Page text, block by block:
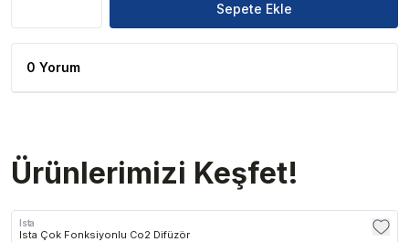
Sepete Ekle
0 Yorum
Ürünlerimizi Keşfet!
Ista
Ista Çok Fonksiyonlu Co2 Difüzör